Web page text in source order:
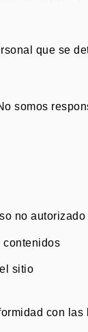
que se
somos
no autorizado
contenidos
sitio
con